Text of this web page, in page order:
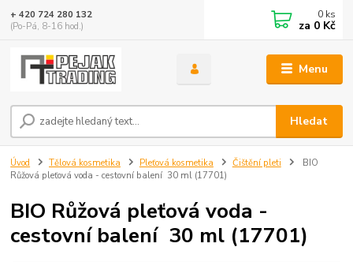
Menu
Hledat
+ 420 724 280 132
(Po-Pá, 8-16 hod.)
0 ks
za 0 Kč
Úvod Tělová kosmetika Pleťová kosmetika Čištění pleti
BIO
Růžová pleťová voda - cestovní balení 30 ml (17701)
BIO Růžová pleťová voda -
cestovní balení 30 ml (17701)